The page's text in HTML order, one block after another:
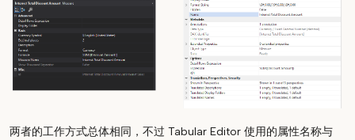
两者的工作方式总体相同，不过 Tabular Editor 使用的属性名称与